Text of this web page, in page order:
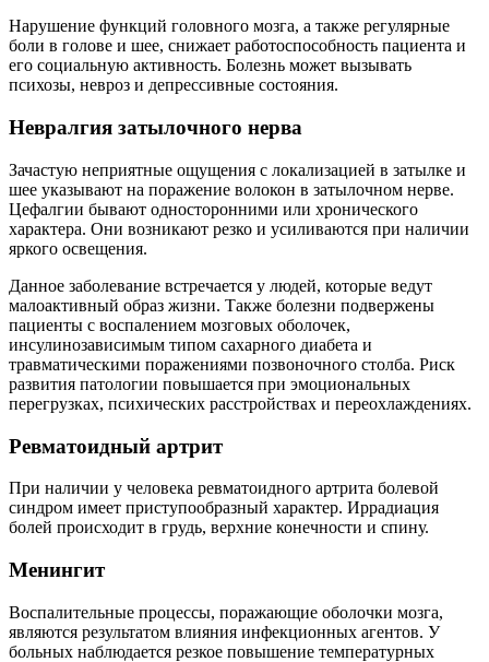
Нарушение функций головного мозга, а также регулярные
боли в голове и шее, снижает работоспособность пациента и
его социальную активность. Болезнь может вызывать
психозы, невроз и депрессивные состояния.
Невралгия затылочного нерва
Зачастую неприятные ощущения с локализацией в затылке и
шее указывают на поражение волокон в затылочном нерве.
Цефалгии бывают односторонними или хронического
характера. Они возникают резко и усиливаются при наличии
яркого освещения.
Данное заболевание встречается у людей, которые ведут
малоактивный образ жизни. Также болезни подвержены
пациенты с воспалением мозговых оболочек,
инсулинозависимым типом сахарного диабета и
травматическими поражениями позвоночного столба. Риск
развития патологии повышается при эмоциональных
перегрузках, психических расстройствах и переохлаждениях.
Ревматоидный артрит
При наличии у человека ревматоидного артрита болевой
синдром имеет приступообразный характер. Иррадиация
болей происходит в грудь, верхние конечности и спину.
Менингит
Воспалительные процессы, поражающие оболочки мозга,
являются результатом влияния инфекционных агентов. У
больных наблюдается резкое повышение температурных